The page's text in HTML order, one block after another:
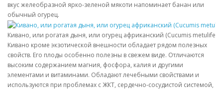
вкус желеобразной ярко-зеленой мякоти напоминает банан или
обычный огурец.
Кивано, или рогатая дыня, или огурец африканский (Cucumis
Кивано кроме экзотической внешности обладает рядом полезных
свойств. Его плоды особенно полезны в свежем виде. Отличаются
высоким содержанием магния, фосфора, калия и другими
элементами и витаминами. Обладают лечебными свойствами и
используются при проблемах с ЖКТ, сердечно-сосудистой системой,